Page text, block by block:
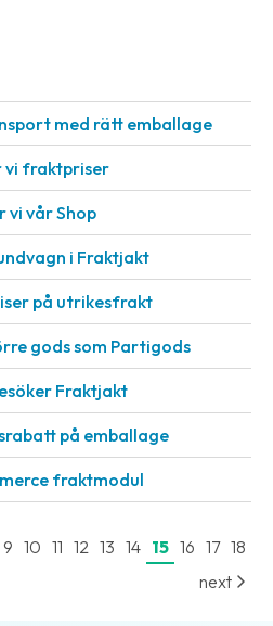
med rätt emballage
vi fraktpriser
vi vår Shop
i Fraktjakt
på utrikesfrakt
gods som Partigods
Fraktjakt
på emballage
fraktmodul
9 10 11 12 13 14 15 16 17 18
next